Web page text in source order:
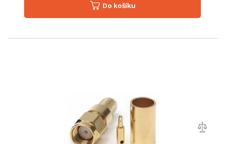
Do košíku